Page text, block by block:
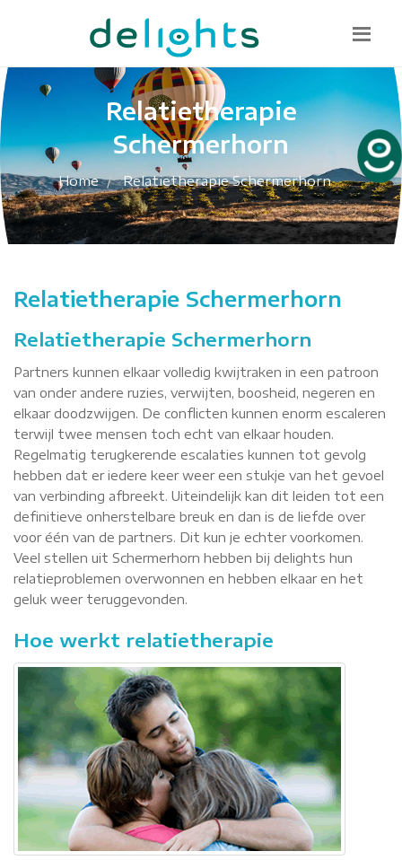
085 130 1482
info@delights.nu
Relatietherapie
Schermerhorn
Home Relatietherapie Schermerhorn
Relatietherapie Schermerhorn
Relatietherapie Schermerhorn
Partners kunnen elkaar volledig kwijtraken in een patroon
van onder andere ruzies, verwijten, boosheid, negeren en
elkaar doodzwijgen. De conflicten kunnen enorm escaleren
terwijl twee mensen toch echt van elkaar houden.
Regelmatig terugkerende escalaties kunnen tot gevolg
hebben dat er iedere keer weer een stukje van het gevoel
van verbinding afbreekt. Uiteindelijk kan dit leiden tot een
definitieve onherstelbare breuk en dan is de liefde over
voor één van de partners. Dit kun je echter voorkomen.
Veel stellen uit Schermerhorn hebben bij delights hun
relatieproblemen overwonnen en hebben elkaar en het
geluk weer teruggevonden.
Hoe werkt relatietherapie